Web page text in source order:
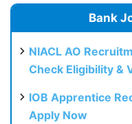
Bank
NIACL AO
Check Eligibility &
IOB Apprentice
Apply Now